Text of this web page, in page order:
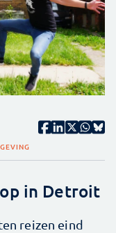
in Detroit
reizen eind